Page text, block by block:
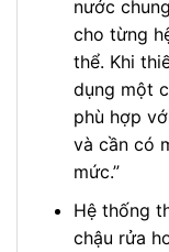
nước
cho từng
thể. Khi
dụng một
phù hợp
và cần có
mức.”
Hệ thống
chậu rửa